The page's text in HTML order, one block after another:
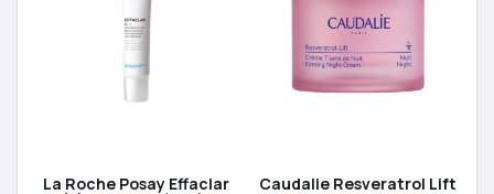
La Roche Posay Effaclar Caudalie Resveratrol Lift